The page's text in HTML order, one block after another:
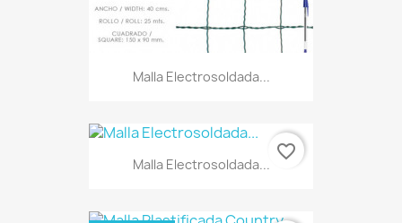
Malla Electrosoldada...
Malla Electrosoldada...
favorite_border